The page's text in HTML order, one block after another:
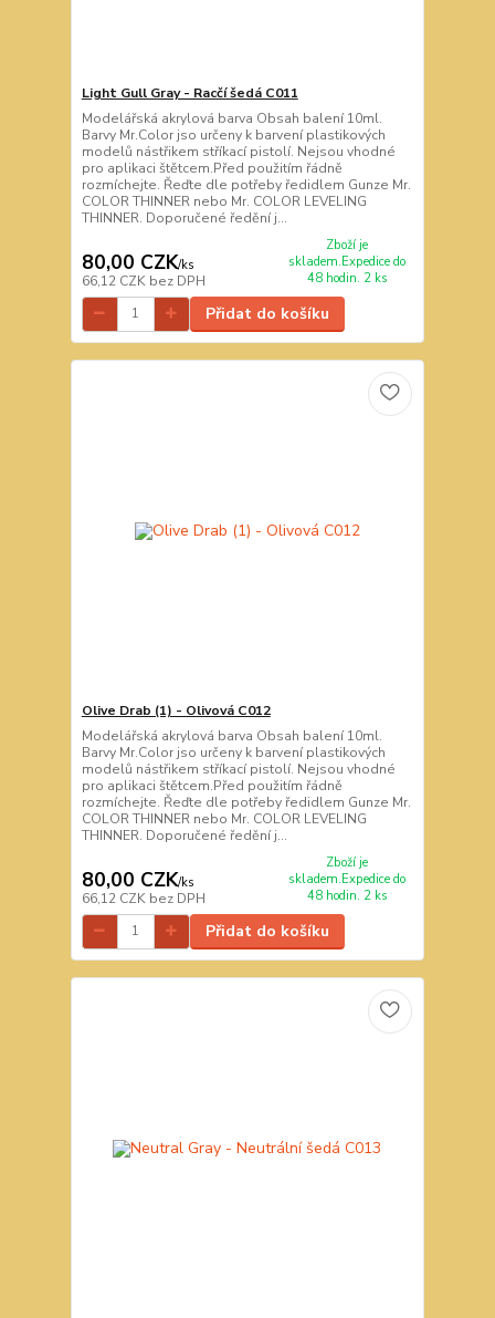
Light Gull Gray - Racčí šedá C011
Modelářská akrylová barva Obsah balení 10ml.
Barvy Mr.Color jso určeny k barvení plastikových
modelů nástřikem stříkací pistolí. Nejsou vhodné
pro aplikaci štětcem.Před použitím řádně
rozmíchejte. Řeďte dle potřeby ředidlem Gunze Mr.
COLOR THINNER nebo Mr. COLOR LEVELING
THINNER. Doporučené ředění j...
80,00 CZK/ks
66,12 CZK bez DPH
Zboží je
skladem.Expedice do
48 hodin. 2 ks
Přidat do košíku
Olive Drab (1) - Olivová C012
Modelářská akrylová barva Obsah balení 10ml.
Barvy Mr.Color jso určeny k barvení plastikových
modelů nástřikem stříkací pistolí. Nejsou vhodné
pro aplikaci štětcem.Před použitím řádně
rozmíchejte. Řeďte dle potřeby ředidlem Gunze Mr.
COLOR THINNER nebo Mr. COLOR LEVELING
THINNER. Doporučené ředění j...
80,00 CZK/ks
66,12 CZK bez DPH
Zboží je
skladem.Expedice do
48 hodin. 2 ks
Přidat do košíku